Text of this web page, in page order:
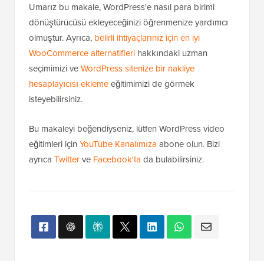
Umarız bu makale, WordPress'e nasıl para birimi
dönüştürücüsü ekleyeceğinizi öğrenmenize yardımcı
olmuştur. Ayrıca, belirli ihtiyaçlarınız için en iyi
WooCommerce alternatifleri hakkındaki uzman
seçimimizi veWordPress sitenize bir nakliye
hesaplayıcısı eklemeeğitimimizi de görmek
isteyebilirsiniz.
Bu makaleyi beğendiyseniz, lütfen WordPress video
eğitimleri için YouTube Kanalımıza abone olun. Bizi
ayrıca Twitterve Facebook'ta da bulabilirsiniz.